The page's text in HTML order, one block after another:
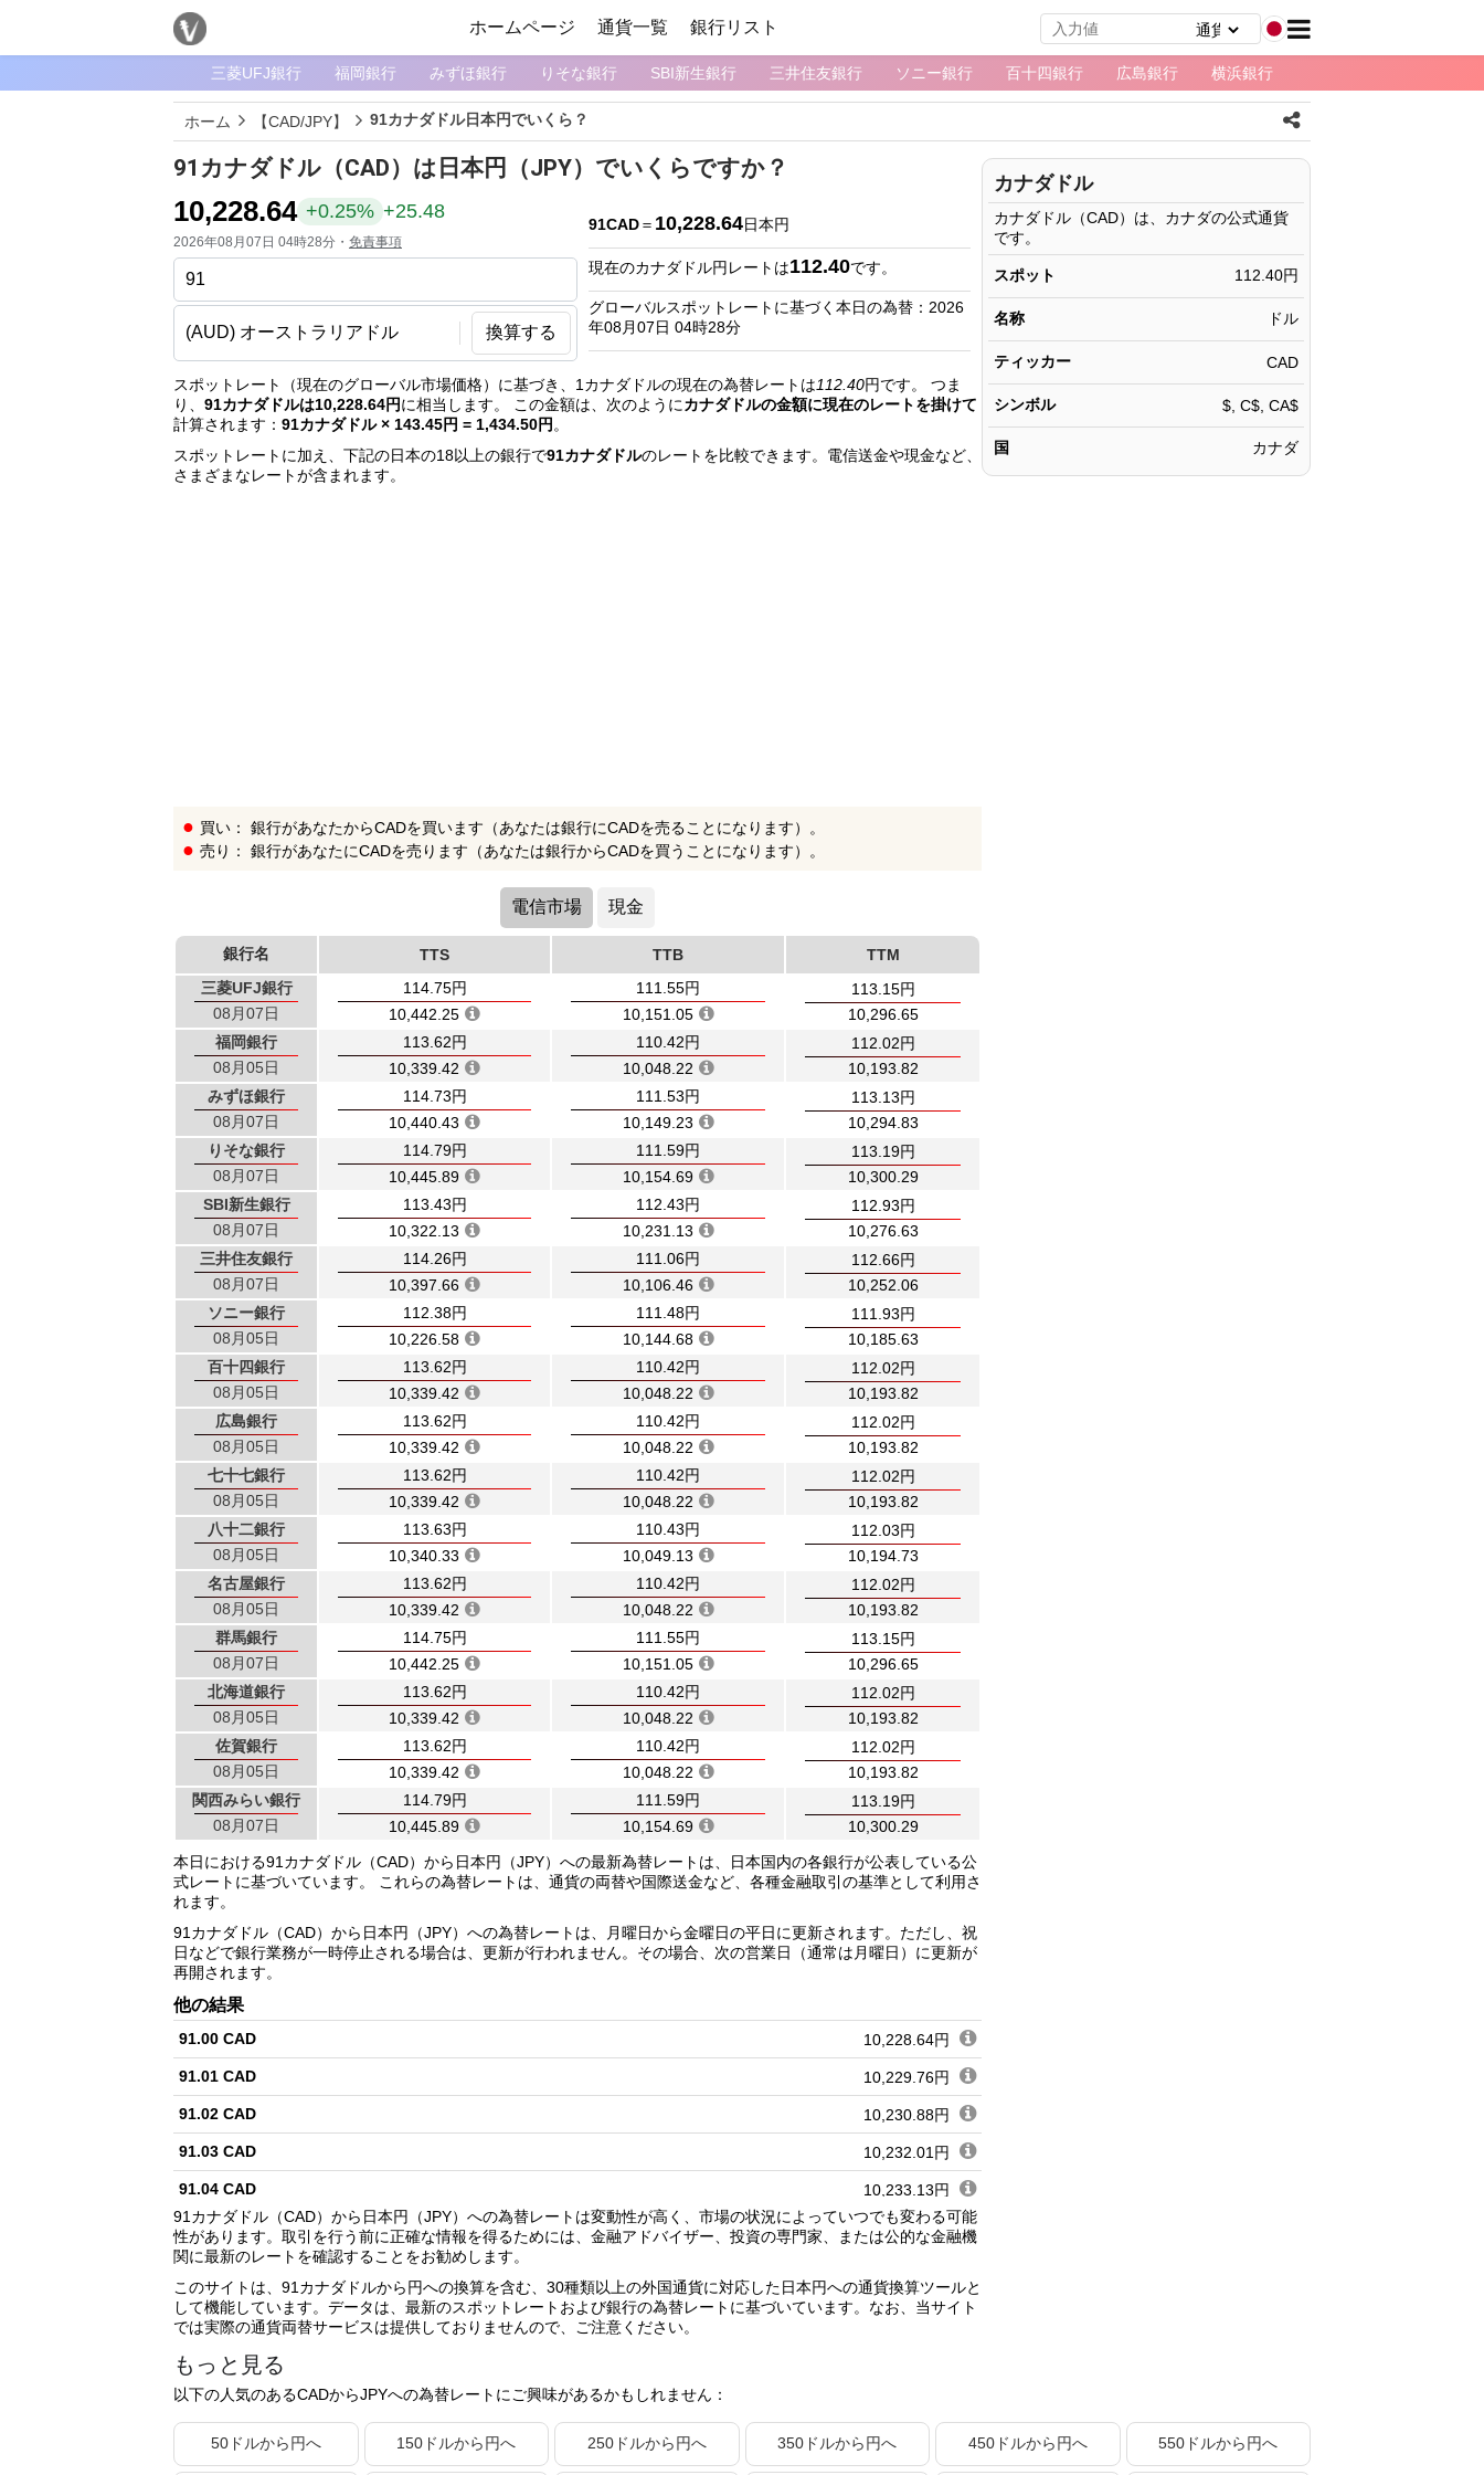
ホームページ 通貨一覧 銀行リスト
三菱UFJ銀行 福岡銀行 みずほ銀行 りそな銀行 SBI新生銀行 三井住友銀行 ソニー銀行 百十四銀行 広島銀行 横浜銀行
ホーム 【CAD/JPY】 91カナダドル日本円でいくら？
91カナダドル（CAD）は日本円（JPY）でいくらですか？
10,228.64 +0.25% +25.48
2026年08月07日 04時28分・ 免責事項
換算する
91CAD＝ 10,228.64日本円
現在のカナダドル円レートは112.40です。
グローバルスポットレートに基づく本日の為替：2026
年08月07日 04時28分
スポットレート（現在のグローバル市場価格）に基づき、1カナダドルの現在の為替レートは112.40円です。 つま
り、 91カナダドルは10,228.64円に相当します。 この金額は、次のようにカナダドルの金額に現在のレートを掛けて
計算されます： 91カナダドル × 143.45円 = 1,434.50円 。
スポットレートに加え、下記の日本の18以上の銀行で91カナダドルのレートを比較できます。電信送金や現金など、
さまざまなレートが含まれます。
買い： 銀行があなたからCADを買います（あなたは銀行にCADを売ることになります）。
売り： 銀行があなたにCADを売ります（あなたは銀行からCADを買うことになります）。
電信市場 現金
銀行名 TTS TTB
TTM
三菱UFJ銀行
08月07日
114.75円
10,442.25
111.55円
10,151.05
113.15円
10,296.65
福岡銀行
08月05日
113.62円
10,339.42
110.42円
10,048.22
112.02円
10,193.82
みずほ銀行
08月07日
114.73円
10,440.43
111.53円
10,149.23
113.13円
10,294.83
りそな銀行
08月07日
114.79円
10,445.89
111.59円
10,154.69
113.19円
10,300.29
SBI新生銀行
08月07日
113.43円
10,322.13
112.43円
10,231.13
112.93円
10,276.63
三井住友銀行
08月07日
114.26円
10,397.66
111.06円
10,106.46
112.66円
10,252.06
ソニー銀行
08月05日
112.38円
10,226.58
111.48円
10,144.68
111.93円
10,185.63
百十四銀行
08月05日
113.62円
10,339.42
110.42円
10,048.22
112.02円
10,193.82
広島銀行
08月05日
113.62円
10,339.42
110.42円
10,048.22
112.02円
10,193.82
七十七銀行
08月05日
113.62円
10,339.42
110.42円
10,048.22
112.02円
10,193.82
八十二銀行
08月05日
113.63円
10,340.33
110.43円
10,049.13
112.03円
10,194.73
名古屋銀行
08月05日
113.62円
10,339.42
110.42円
10,048.22
112.02円
10,193.82
群馬銀行
08月07日
114.75円
10,442.25
111.55円
10,151.05
113.15円
10,296.65
北海道銀行
08月05日
113.62円
10,339.42
110.42円
10,048.22
112.02円
10,193.82
佐賀銀行
08月05日
113.62円
10,339.42
110.42円
10,048.22
112.02円
10,193.82
関西みらい銀行
08月07日
114.79円
10,445.89
111.59円
10,154.69
113.19円
10,300.29
本日における91カナダドル（CAD）から日本円（JPY）への最新為替レートは、日本国内の各銀行が公表している公
式レートに基づいています。 これらの為替レートは、通貨の両替や国際送金など、各種金融取引の基準として利用さ
れます。
91カナダドル（CAD）から日本円（JPY）への為替レートは、月曜日から金曜日の平日に更新されます。ただし、祝
日などで銀行業務が一時停止される場合は、更新が行われません。その場合、次の営業日（通常は月曜日）に更新が
再開されます。
他の結果
91.00 CAD 10,228.64円
91.01 CAD 10,229.76円
91.02 CAD 10,230.88円
91.03 CAD 10,232.01円
91.04 CAD 10,233.13円
91.05 CAD 10,234.26円
91.06 CAD
91.07 CAD 10,236.50円
91.08 CAD
91.09 CAD
91.11 CAD 10,241.00円
91カナダドル（CAD）から日本円（JPY）への為替レートは変動性が高く、市場の状況によっていつでも変わる可能
性があります。取引を行う前に正確な情報を得るためには、金融アドバイザー、投資の専門家、または公的な金融機
関に最新のレートを確認することをお勧めします。
このサイトは、91カナダドルから円への換算を含む、30種類以上の外国通貨に対応した日本円への通貨換算ツールと
して機能しています。データは、最新のスポットレートおよび銀行の為替レートに基づいています。なお、当サイト
では実際の通貨両替サービスは提供しておりませんので、ご注意ください。
カナダドル
カナダドル（CAD）は、カナダの公式通貨
です。
スポット 112.40円
名称 ドル
ティッカー CAD
シンボル $, C$, CA$
国 カナダ
もっと見る
以下の人気のあるCADからJPYへの為替レートにご興味があるかもしれません：
50ドルから円へ 150ドルから円へ 250ドルから円へ 350ドルから円へ 450ドルから円へ 550ドルから円へ